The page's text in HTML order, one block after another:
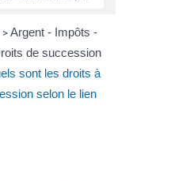
> Argent - Impôts -
de succession
sont les droits à
selon le lien